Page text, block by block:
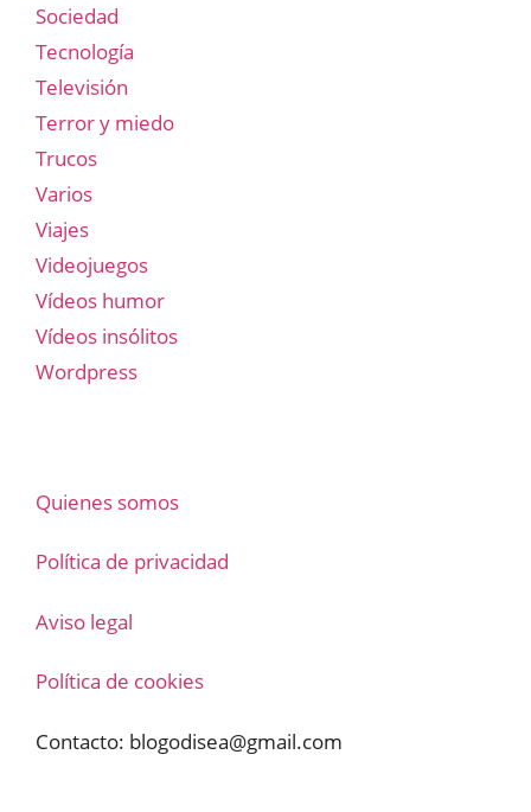
Sociedad
Tecnología
Televisión
Terror y miedo
Trucos
Varios
Viajes
Videojuegos
Vídeos humor
Vídeos insólitos
Wordpress
Quienes somos
Política de privacidad
Aviso legal
Política de cookies
Contacto: blogodisea@gmail.com